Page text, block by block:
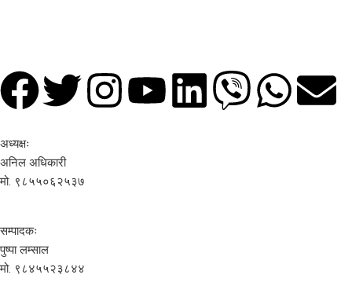
अध्यक्षः
अनिल अधिकारी
मो. ९८५५०६२५३७
सम्पादकः
पुष्पा लम्साल
मो. ९८४५५२३८४४